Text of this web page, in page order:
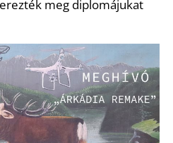
meg diplomájukat